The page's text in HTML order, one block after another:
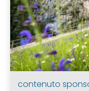
contenuto